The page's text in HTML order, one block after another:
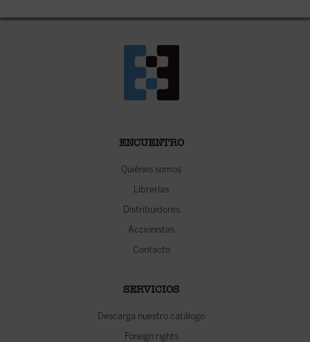
ENCUENTRO
Quiénes somos
Librerías
Distribuidores
Accionistas
Contacto
SERVICIOS
Descarga nuestro catálogo
Foreign rights